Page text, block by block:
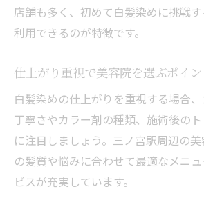
店舗も多く、初めて白髪染めに挑戦
利用できるのが特徴です。
仕上がり重視で美容院を選ぶポイン
白髪染めの仕上がりを重視する場合
丁寧さやカラー剤の種類、施術後の
に注目しましょう。三ノ宮駅周辺の
の髪質や悩みに合わせて最適なメニ
ビスが充実しています。